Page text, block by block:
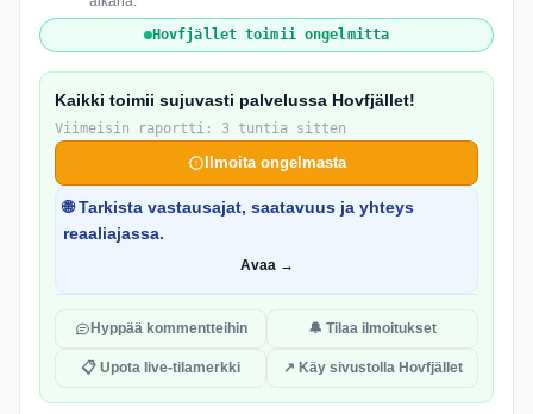
Hovfjället toimii ongelmitta
Kaikki toimii sujuvasti palvelussa Hovfjället!
Viimeisin raportti: 3 tuntia sitten
Ilmoita ongelmasta
🌐 Tarkista vastausajat, saatavuus ja yhteys
reaaliajassa.
Avaa →
Hyppää kommentteihin 🔔 Tilaa ilmoitukset
📋 Upota live-tilamerkki ↗ Käy sivustolla Hovfjället